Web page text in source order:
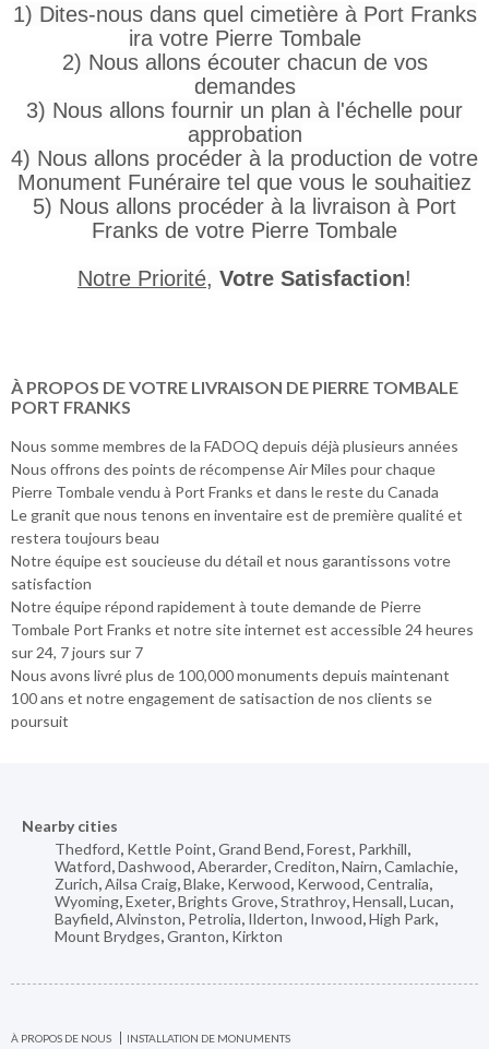
1) Dites-nous dans quel cimetière à Port Franks
ira votre Pierre Tombale
2) Nous allons écouter chacun de vos
demandes
3) Nous allons fournir un plan à l'échelle pour
approbation
4) Nous allons procéder à la production de votre
Monument Funéraire tel que vous le souhaitiez
5) Nous allons procéder à la livraison à Port
Franks de votre Pierre Tombale
Notre Priorité, Votre Satisfaction!
À PROPOS DE VOTRE LIVRAISON DE PIERRE TOMBALE
PORT FRANKS
Nous somme membres de la FADOQ depuis déjà plusieurs années
Nous offrons des points de récompense Air Miles pour chaque
Pierre Tombale vendu à Port Franks et dans le reste du Canada
Le granit que nous tenons en inventaire est de première qualité et
restera toujours beau
Notre équipe est soucieuse du détail et nous garantissons votre
satisfaction
Notre équipe répond rapidement à toute demande de Pierre
Tombale Port Franks et notre site internet est accessible 24 heures
sur 24, 7 jours sur 7
Nous avons livré plus de 100,000 monuments depuis maintenant
100 ans et notre engagement de satisaction de nos clients se
poursuit
Nearby cities
Thedford, Kettle Point,Grand Bend,Forest, Parkhill,
Watford,Dashwood,Aberarder,Crediton,Nairn,Camlachie,
Zurich,Ailsa Craig,Blake, Kerwood, Kerwood,Centralia,
Wyoming,Exeter,Brights Grove,Strathroy,Hensall,Lucan,
Bayfield,Alvinston, Petrolia, Ilderton, Inwood,High Park,
Mount Brydges,Granton, Kirkton
À PROPOS DE NOUS INSTALLATION DE MONUMENTS